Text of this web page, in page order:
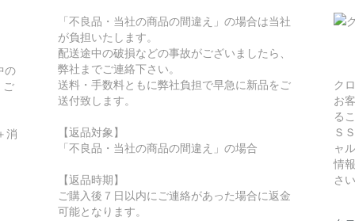
の
ご
消
「不良品・当社の商品の間違え」の場合は当社
が負担いたします。
配送途中の破損などの事故がございましたら、
弊社までご連絡下さい。
送料・手数料ともに弊社負担で早急に新品をご
送付致します。
【返品対象】
「不良品・当社の商品の間違え」の場合
【返品時期】
ご購入後７日以内にご連絡があった場合に返金
可能となります。
ク
お
る
Ｓ
ャ
情
さ